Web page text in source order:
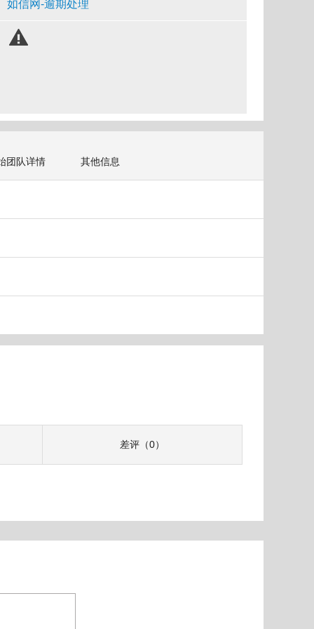
如信网-逾期处理
团队详情 其他信息
差评（0）